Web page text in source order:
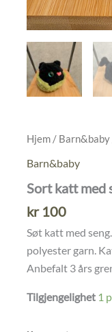
Hjem / Barn&baby
Barn&baby
Sort katt med
kr100
Søt katt med
polyester garn.
Anbefalt 3 års
Tilgjengelighet 1